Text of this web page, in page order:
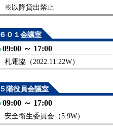
※以降貸出禁止
６０１会議室
09:00 ～ 17:00
札電協（2022.11.22W）
５階役員会議室
09:00 ～ 17:00
安全衛生委員会（5.9W）